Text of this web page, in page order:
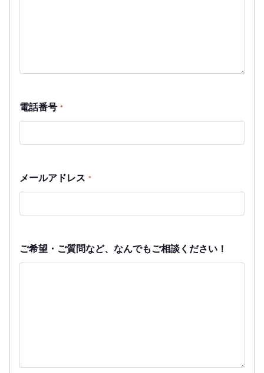
電話番号 *
メールアドレス *
ご希望・ご質問など、なんでもご相談ください！